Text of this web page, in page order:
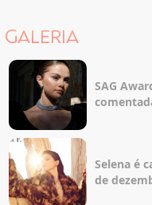
GALERIA
SAG
Selena é
de